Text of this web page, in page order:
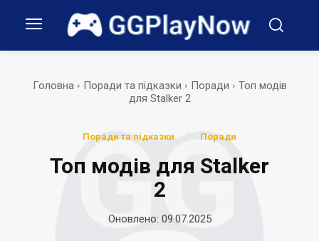
Головна Поради та підказки Поради
Топ модів
для Stalker 2
Поради та підказки Поради
Топ модів для Stalker
2
Оновлено: 09.07.2025